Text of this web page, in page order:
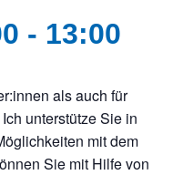
- 13:00
als auch für
unterstütze Sie in
mit dem
Sie mit Hilfe von